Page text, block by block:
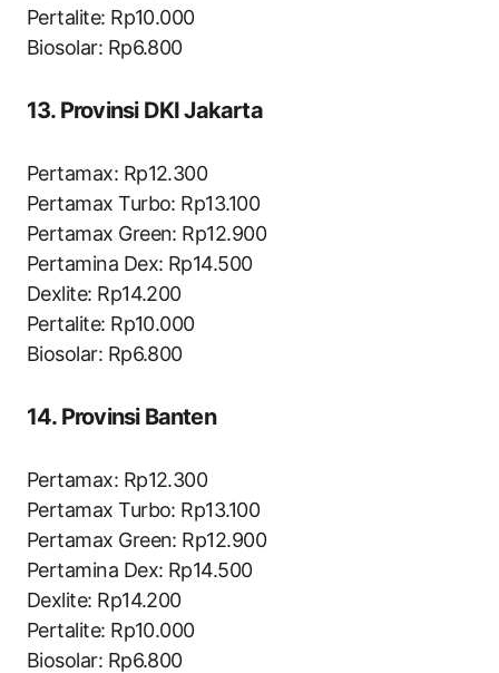
Pertalite: Rp10.000
Biosolar: Rp6.800
13. Provinsi DKI Jakarta
Pertamax: Rp12.300
Pertamax Turbo: Rp13.100
Pertamax Green: Rp12.900
Pertamina Dex: Rp14.500
Dexlite: Rp14.200
Pertalite: Rp10.000
Biosolar: Rp6.800
14. Provinsi Banten
Pertamax: Rp12.300
Pertamax Turbo: Rp13.100
Pertamax Green: Rp12.900
Pertamina Dex: Rp14.500
Dexlite: Rp14.200
Pertalite: Rp10.000
Biosolar: Rp6.800